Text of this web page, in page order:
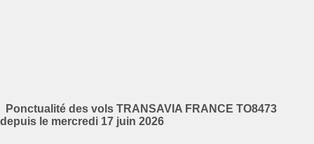
Ponctualité des vols TRANSAVIA FRANCE TO8473
depuis le mercredi 17 juin 2026